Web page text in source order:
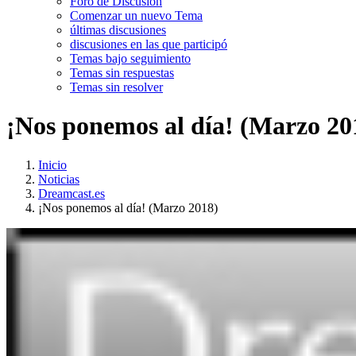
Comenzar un nuevo Tema
últimas discusiones
discusiones en las que participó
Temas bajo seguimiento
Temas sin respuestas
Temas sin resolver
¡Nos ponemos al día! (Marzo
Inicio
Noticias
Dreamcast.es
¡Nos ponemos al día! (Marzo 2018)